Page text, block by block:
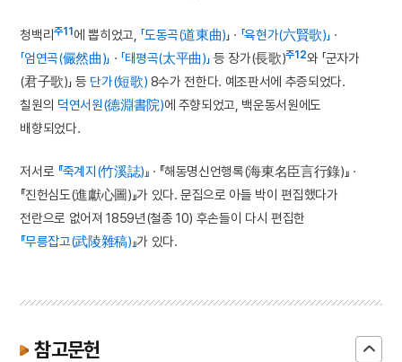
청백리주11 에 뽑히었고, 「도동곡(道東曲)」 · 「육현가(六賢歌)」 ·
「엄연곡(儼然曲)」 · 「태평곡(太平曲)」 등 장가(長歌)주12와 「군자가
(君子歌)」 등 단가(短歌) 8수가 전한다. 예조판서에 추증되었다.
칠원의 덕연서원(德淵書院)에 주향되었고, 백운동서원에도
배향되었다.
저서로 『죽계지(竹溪誌)』 · 『해동명신언행록(海東名臣言行錄)』 ·
『진헌심도(進獻心圖)』가 있다. 문집으로 아들 박이 편집했다가
전란으로 없어져 1859년(철종 10) 후손들이 다시 편집한
『무릉잡고(武陵雜稿)』가 있다.
참고문헌